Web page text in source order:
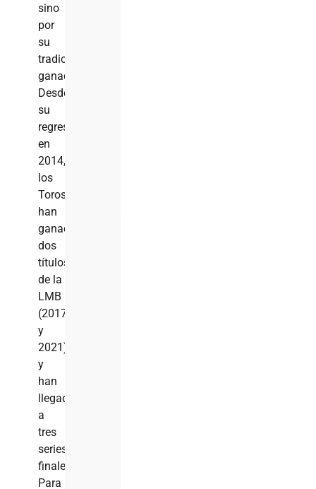
sino
por
su
tradición
ganadora.
Desde
su
regreso
en
2014,
los
Toros
han
ganado
dos
títulos
de la
LMB
(2017
y
2021)
y
han
llegado
a
tres
series
finales.
Para